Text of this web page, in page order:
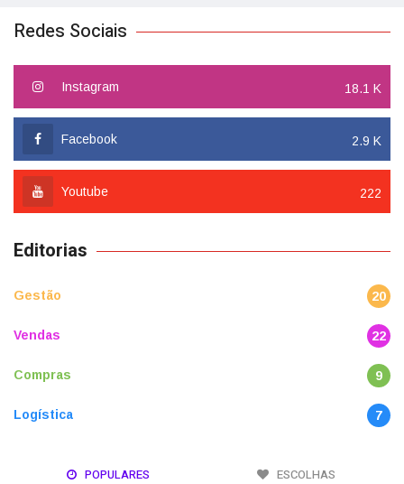
Redes Sociais
Instagram 18.1 K
Facebook 2.9 K
Youtube 222
Editorias
Gestão 20
Vendas 22
Compras 9
Logística 7
POPULARES ESCOLHAS